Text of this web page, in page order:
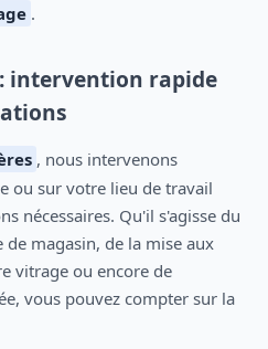
.
intervention rapide
, nous intervenons
ou sur votre lieu de travail
nécessaires. Qu'il s'agisse du
magasin, de la mise aux
vitrage ou encore de
vous pouvez compter sur la